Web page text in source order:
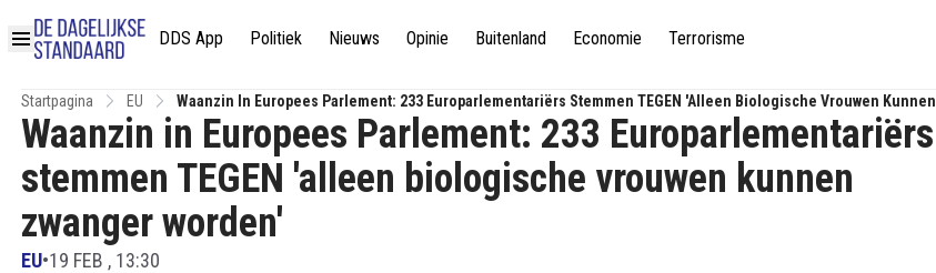
DDS App Politiek Nieuws Opinie Buitenland Economie Terrorisme
Startpagina EU
Waanzin In Europees Parlement: 233 Europarlementariërs Stemmen TEGEN 'alleen Biologische Vrouwen Kunnen
Zwanger Worden'
Waanzin in Europees Parlement: 233 Europarlementariërs
stemmen TEGEN 'alleen biologische vrouwen kunnen
zwanger worden'
EU•19 FEB , 13:30